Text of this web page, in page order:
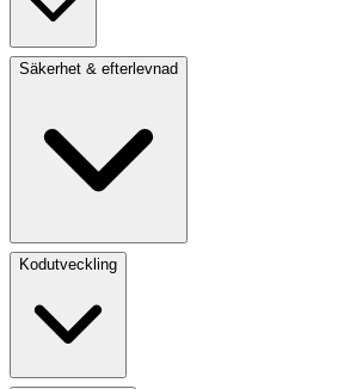
Säkerhet & efterlevnad
Kodutveckling